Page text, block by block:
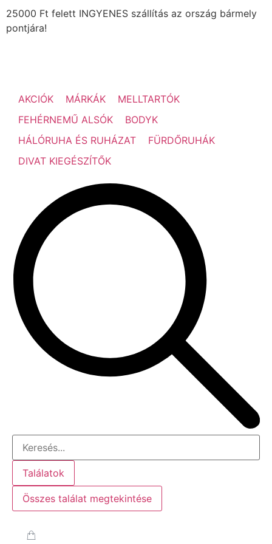
25000 Ft felett INGYENES szállítás az ország bármely
pontjára!
AKCIÓK MÁRKÁK
MELLTARTÓK
FEHÉRNEMŰ ALSÓK
BODYK
HÁLÓRUHA ÉS RUHÁZAT
FÜRDŐRUHÁK
DIVAT KIEGÉSZÍTŐK
Találatok
Összes találat megtekintése